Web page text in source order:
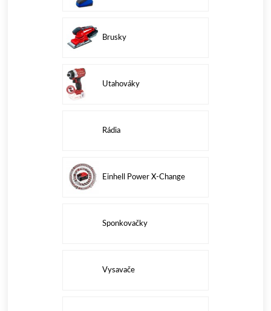
Brusky
Utahováky
Rádia
Einhell Power X-Change
Sponkovačky
Vysavače